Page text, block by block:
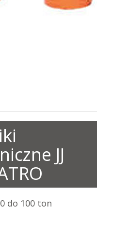
JJ
do 100 ton